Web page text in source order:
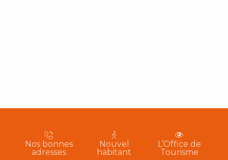
Nos bonnes
adresses
Nouvel
habitant
L’Office de
Tourisme